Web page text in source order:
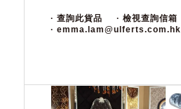
· 查詢此貨品
· 檢視查詢信箱
· emma.lam@ulferts.com.hk